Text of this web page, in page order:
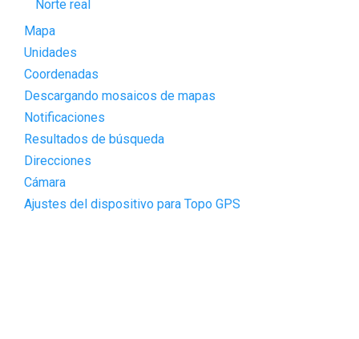
Norte real
Mapa
Unidades
Coordenadas
Descargando mosaicos de mapas
Notificaciones
Resultados de búsqueda
Direcciones
Cámara
Ajustes del dispositivo para Topo GPS